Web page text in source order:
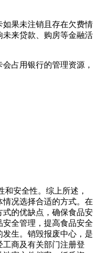
果未注销且存在欠费情
来贷款、购房等金融活
占用银行的管理资源，
和安全性。综上所述，
况选择合适的方式。在
的优缺点，确保食品安
全管理，提高食品安全
生。销毁报废中心，是
商及有关部门注册登